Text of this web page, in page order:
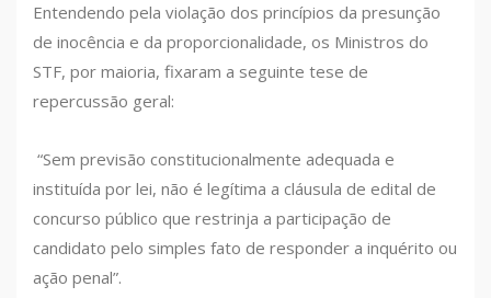
Entendendo pela violação dos princípios da presunção
de inocência e da proporcionalidade, os Ministros do
STF, por maioria, fixaram a seguinte tese de
repercussão geral:
“Sem previsão constitucionalmente adequada e
instituída por lei, não é legítima a cláusula de edital de
concurso público que restrinja a participação de
candidato pelo simples fato de responder a inquérito ou
ação penal”.